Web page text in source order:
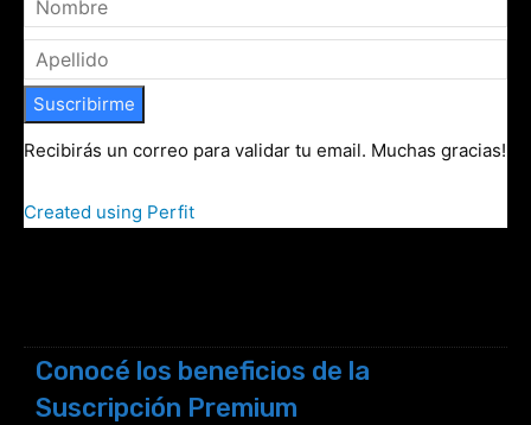
Suscribirme
Recibirás un correo para validar tu email. Muchas gracias!
Created using Perfit
Conocé los beneficios de la
Suscripción Premium